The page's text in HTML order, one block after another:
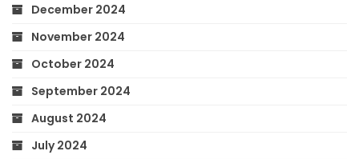
December 2024
November 2024
October 2024
September 2024
August 2024
July 2024